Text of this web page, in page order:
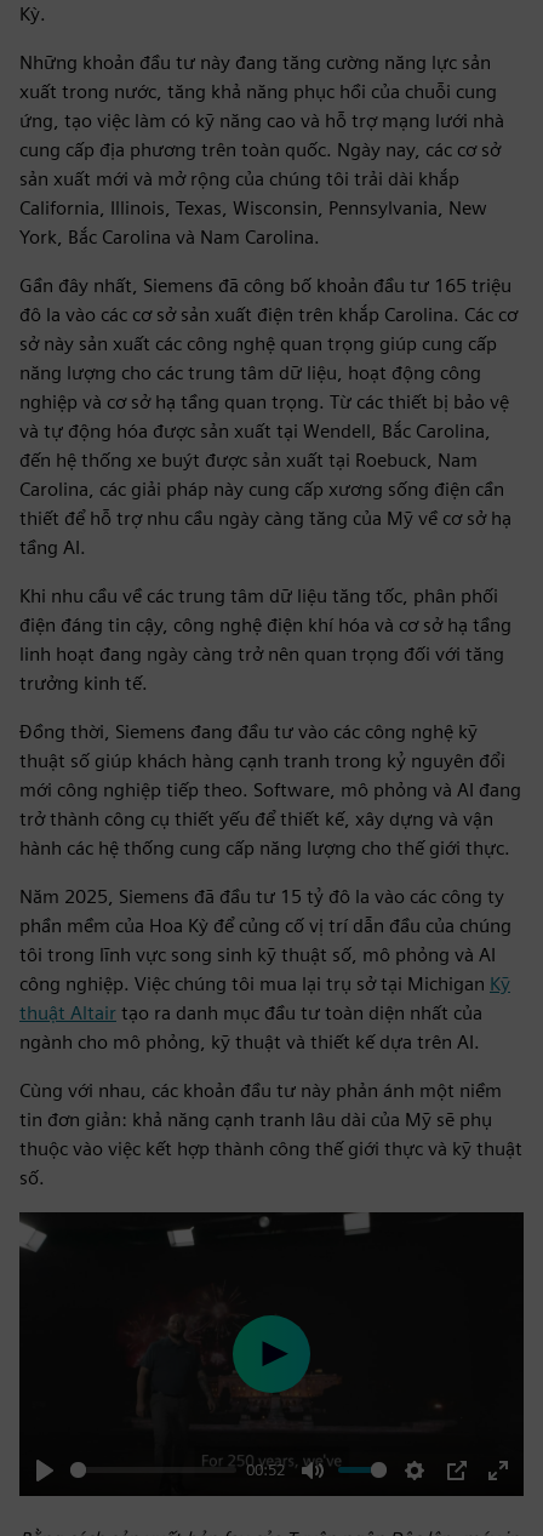
Kỳ.
Những khoản đầu tư này đang tăng cường năng lực sản
xuất trong nước, tăng khả năng phục hồi của chuỗi cung
ứng, tạo việc làm có kỹ năng cao và hỗ trợ mạng lưới nhà
cung cấp địa phương trên toàn quốc. Ngày nay, các cơ sở
sản xuất mới và mở rộng của chúng tôi trải dài khắp
California, Illinois, Texas, Wisconsin, Pennsylvania, New
York, Bắc Carolina và Nam Carolina.
Gần đây nhất, Siemens đã công bố khoản đầu tư 165 triệu
đô la vào các cơ sở sản xuất điện trên khắp Carolina. Các cơ
sở này sản xuất các công nghệ quan trọng giúp cung cấp
năng lượng cho các trung tâm dữ liệu, hoạt động công
nghiệp và cơ sở hạ tầng quan trọng. Từ các thiết bị bảo vệ
và tự động hóa được sản xuất tại Wendell, Bắc Carolina,
đến hệ thống xe buýt được sản xuất tại Roebuck, Nam
Carolina, các giải pháp này cung cấp xương sống điện cần
thiết để hỗ trợ nhu cầu ngày càng tăng của Mỹ về cơ sở hạ
tầng AI.
Khi nhu cầu về các trung tâm dữ liệu tăng tốc, phân phối
điện đáng tin cậy, công nghệ điện khí hóa và cơ sở hạ tầng
linh hoạt đang ngày càng trở nên quan trọng đối với tăng
trưởng kinh tế.
Đồng thời, Siemens đang đầu tư vào các công nghệ kỹ
thuật số giúp khách hàng cạnh tranh trong kỷ nguyên đổi
mới công nghiệp tiếp theo. Software, mô phỏng và AI đang
trở thành công cụ thiết yếu để thiết kế, xây dựng và vận
hành các hệ thống cung cấp năng lượng cho thế giới thực.
Năm 2025, Siemens đã đầu tư 15 tỷ đô la vào các công ty
phần mềm của Hoa Kỳ để củng cố vị trí dẫn đầu của chúng
tôi trong lĩnh vực song sinh kỹ thuật số, mô phỏng và AI
công nghiệp. Việc chúng tôi mua lại trụ sở tại Michigan Kỹ
thuật Altair tạo ra danh mục đầu tư toàn diện nhất của
ngành cho mô phỏng, kỹ thuật và thiết kế dựa trên AI.
Cùng với nhau, các khoản đầu tư này phản ánh một niềm
tin đơn giản: khả năng cạnh tranh lâu dài của Mỹ sẽ phụ
thuộc vào việc kết hợp thành công thế giới thực và kỹ thuật
số.
Play
00:52
Mute Settings
PIP
Enter
Play